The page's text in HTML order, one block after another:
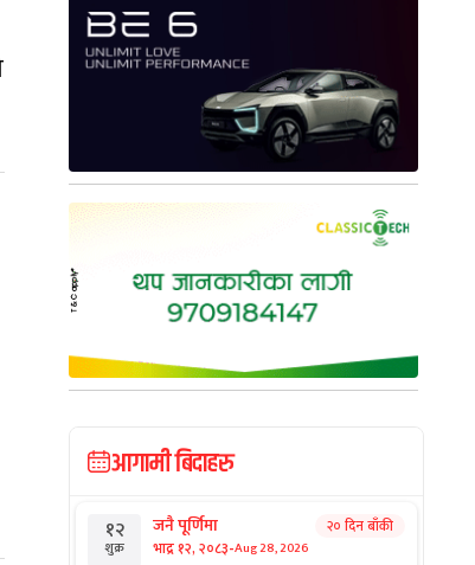
आगामी बिदाहरु
१२
शुक्र
जनै पूर्णिमा
भाद्र १२, २०८३-Aug 28, 2026
२० दिन बाँकी